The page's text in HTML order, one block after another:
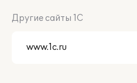
Другие сайты 1С